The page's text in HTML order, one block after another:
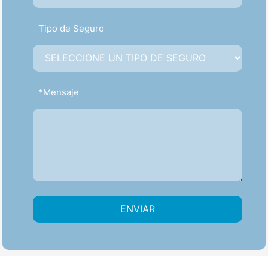
Tipo de Seguro
*Mensaje